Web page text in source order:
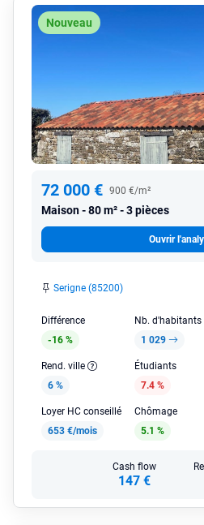
Nouveau
72 000 € 900 €/m²
Maison 80 m² - 3 pièces
Ouvrir
Serigne (85200)
Différence
-16 %
Nb. d'habitants
1 029
Rend. ville
6 %
Étudiants
7.4 %
Loyer HC conseillé
653 €/mois
Chômage
5.1 %
Cash flow
147 €